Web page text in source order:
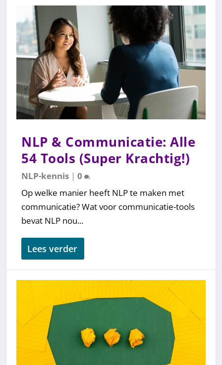
NLP & Communicatie: Alle
54 Tools (Super Krachtig!)
NLP-kennis |0
Op welke manier heeft NLP te maken met
communicatie? Wat voor communicatie-tools
bevat NLP nou...
Lees verder